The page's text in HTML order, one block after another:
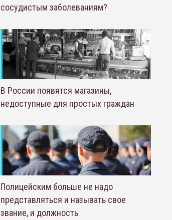
сосудистым заболеваниям?
В России появятся магазины,
недоступные для простых граждан
Полицейским больше не надо
представляться и называть свое
звание, и должность